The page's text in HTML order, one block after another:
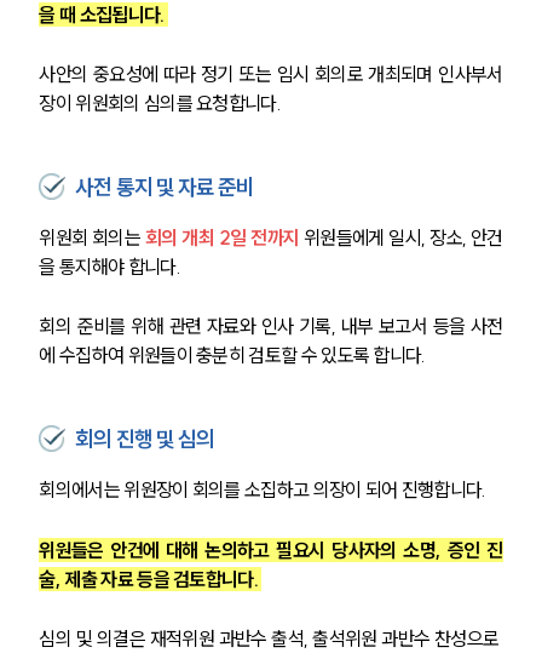
을 때 소집됩니다.
사안의 중요성에 따라 정기 또는 임시 회의로 개최되며 인사부서
장이 위원회의 심의를 요청합니다.
사전 통지 및 자료 준비
위원회 회의는 회의 개최 2일 전까지 위원들에게 일시, 장소, 안건
을 통지해야 합니다.
회의 준비를 위해 관련 자료와 인사 기록, 내부 보고서 등을 사전
에 수집하여 위원들이 충분히 검토할 수 있도록 합니다.
회의 진행 및 심의
회의에서는 위원장이 회의를 소집하고 의장이 되어 진행합니다.
위원들은 안건에 대해 논의하고 필요시 당사자의 소명, 증인 진
술, 제출 자료 등을 검토합니다.
심의 및 의결은 재적위원 과반수 출석, 출석위원 과반수 찬성으로